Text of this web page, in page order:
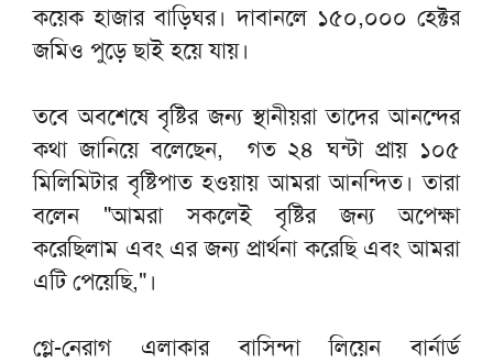
কয়েক হাজার বাড়িঘর। দাবানলে ১৫০,০০০ হেক্টর
জমিও পুড়ে ছাই হয়ে যায়।
তবে অবশেষে বৃষ্টির জন্য স্থানীয়রা তাদের আনন্দের
কথা জানিয়ে বলেছেন, গত ২৪ ঘন্টা প্রায় ১০৫
মিলিমিটার বৃষ্টিপাত হওয়ায় আমরা আনন্দিত। তারা
বলেন "আমরা সকলেই বৃষ্টির জন্য অপেক্ষা
করেছিলাম এবং এর জন্য প্রার্থনা করেছি এবং আমরা
এটি পেয়েছি,"।
গ্লে-নেরাগ এলাকার বাসিন্দা লিয়েন বার্নার্ড